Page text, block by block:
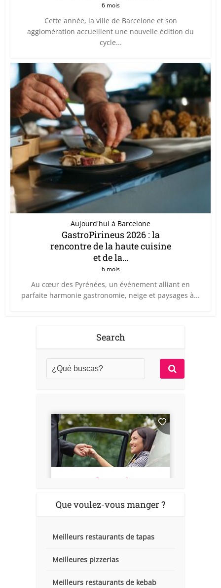
6 mois
Cette année, la ville de Barcelone et son
agglomération accueillent une nouvelle édition du
cycle...
Aujourd'hui à Barcelone
GastroPirineus 2026 : la
rencontre de la haute cuisine
et de la...
6 mois
Au cœur des Pyrénées, un événement alliant en
parfaite harmonie gastronomie, neige et paysages à...
Search
Que voulez-vous manger ?
Meilleurs restaurants de tapas
Meilleures pizzerias
Meilleurs restaurants de kebab